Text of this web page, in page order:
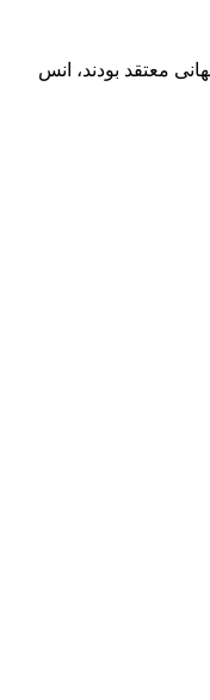
بازار طلای جهانی معتقد بودند، انس